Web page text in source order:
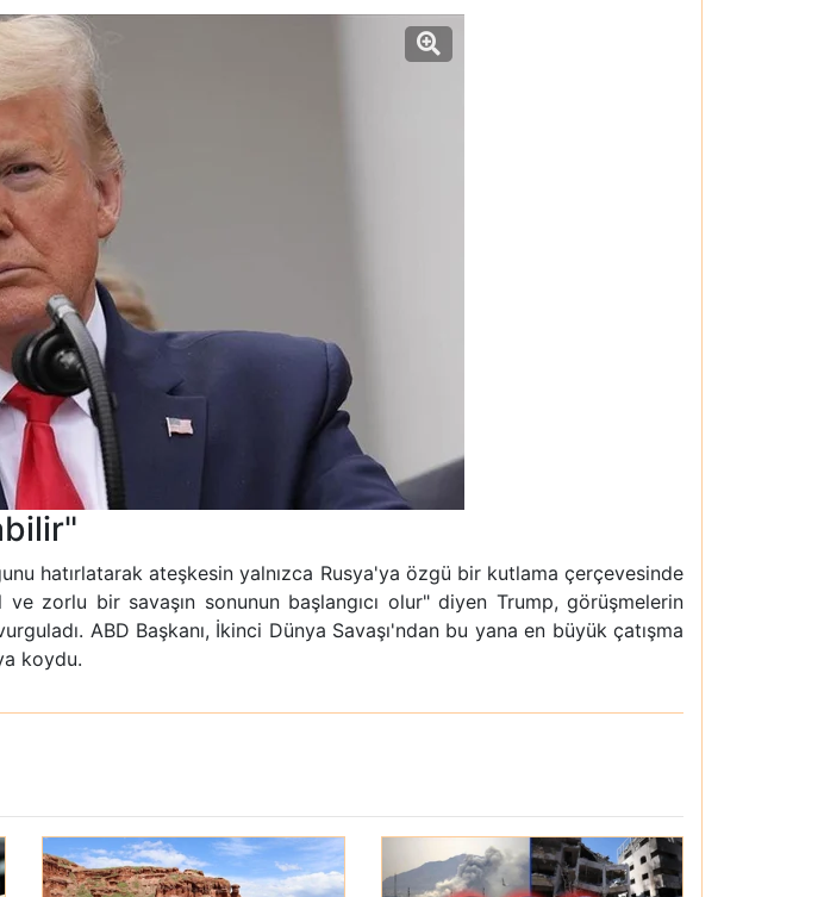
hatırlatarak ateşkesin yalnızca Rusya'ya özgü bir kutlama çerçevesinde
zorlu bir savaşın sonunun başlangıcı olur" diyen Trump, görüşmelerin
ABD Başkanı, İkinci Dünya Savaşı'ndan bu yana en büyük çatışma
koydu.